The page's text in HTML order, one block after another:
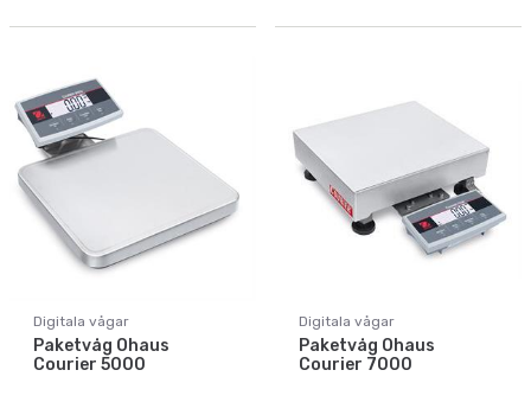
Digitala vågar
Paketvåg Ohaus
Courier 5000
Digitala vågar
Paketvåg Ohaus
Courier 7000